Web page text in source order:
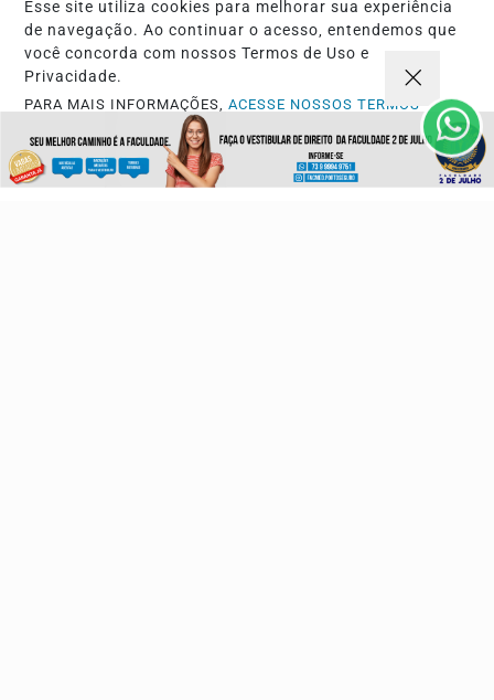
Esse site utiliza cookies para melhorar sua experiência
de navegação. Ao continuar o acesso, entendemos que
você concorda com nossos Termos de Uso e
Privacidade.
PARA MAIS INFORMAÇÕES,ACESSE NOSSOS TERMOS
PROSSEGUIR